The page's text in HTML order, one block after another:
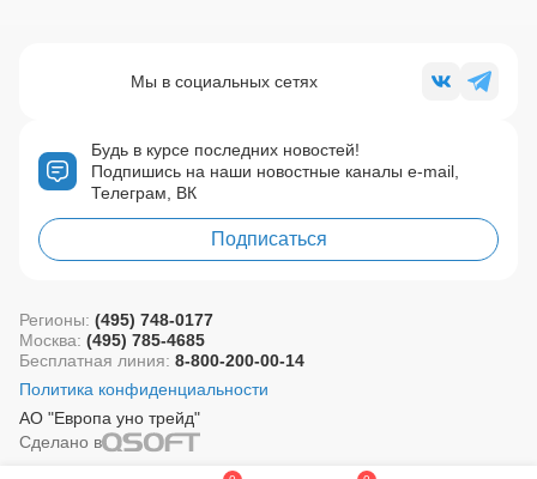
Будь в курсе последних новостей!
Подпишись на наши новостные каналы e-mail,
Телеграм, ВК
Подписаться
Мы в социальных сетях
АО "Европа уно трейд"
Регионы: (495) 748-0177
Москва: (495) 785-4685
Бесплатная линия: 8-800-200-00-14
Политика конфиденциальности
Сделано в